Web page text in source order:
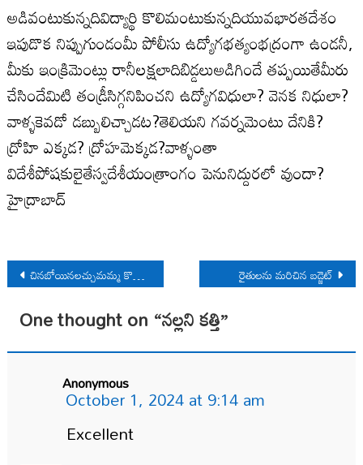
అడివంటుకున్నదివిద్యార్థి కొలిమంటుకున్నదియువభారతదేశం
ఇపుడొక నిప్పుగుండంమీ పోలీసు ఉద్యోగభత్యంభద్రంగా ఉండనీ,
మీకు ఇంక్రిమెంట్లు రానీలక్షలాదిబిడ్డలుఅడిగిందే తప్పయితేమీరు
చేసిందేమిటి తండ్రీసిగ్గనిపించని ఉద్యోగవిధులా? వెనక నిధులా?
వాళ్ళకెవడో డబ్బులిచ్చాడట?తెలియని గవర్నమెంటు దేనికి?
ద్రోహి ఎక్కడ? ద్రోహమెక్కడ?వాళ్ళంతా
విదేశీపోషకులైతేస్వదేశీయంత్రాంగం పెనునిద్దురలో వుందా?
హైద్రాబాద్
Post
navigation
చినబోయినలచ్చుమమ్మ కొడుకు రైతులను మరిచిన బడ్జెట్
One thought on “నల్లని కత్తి”
Anonymous
October 1, 2024 at 9:14 am
Excellent